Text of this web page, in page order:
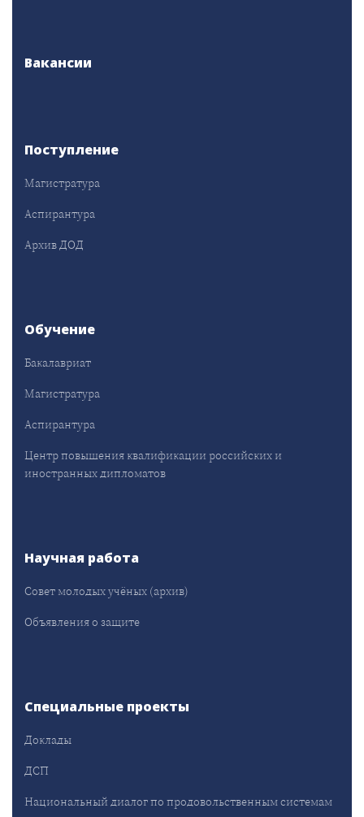
Вакансии
Поступление
Магистратура
Аспирантура
Архив ДОД
Обучение
Бакалавриат
Магистратура
Аспирантура
Центр повышения квалификации российских и
иностранных дипломатов
Научная работа
Совет молодых учёных (архив)
Объявления о защите
Специальные проекты
Доклады
ДСП
Национальный диалог по продовольственным системам